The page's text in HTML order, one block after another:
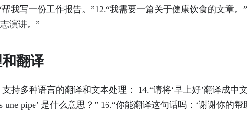
帮我写一份工作报告。”12.“我需要一篇关于健康饮食的文章。
演讲。”
翻译
支持多种语言的翻译和文本处理： 14.“请将‘早上好’翻译成中
une pipe’ 是什么意思？” 16.“你能翻译这句话吗：‘谢谢你的帮